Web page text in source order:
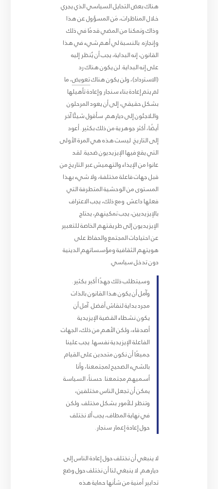
هناك بعض التحايل السياسي الذي يجري
خلال المناظرات، مَن المسؤول عن هذا
وذاك وتمكنا من المضي قدمًا في ذلك
وإنجازه. بالنسبة لي أهم شيء في هذا
القانون، إنه البداية، يجب أن يٌنظر إليه
على إنه البداية. لن يكون هناك رد
(الاسترداد)، ولن يكون هناكتعويض، ما
لم يتم إعادة بناء سنجار وإعادة تأهيلها
بشكل حقيقي، إلى أن يعود المرحلون
واللاجئون إلى ديارهم. سأقول شيئًا آخر
أيضًا، أكثر جوهرية من ذلك بكثير. أعود
إلى التاريخ. ليست هذه هي المرة الأولى
التي يقع فيها الإيزيديون ضحية. لقد
عانوا من الإيذاء والتهميش عبر التاريخ من
قبل جهات فاعلة مختلفة، ولا شيء بهذا
المستوى من الوحشية المتطرفة التي
فعلها داعش. ومع ذلك، يجب الاعتراف
بالإيزيديين، يجب تمكينهم، يحتاج
الإيزيديون إلى طريقتهم الخاصة للتعبير
عن احتياجات المجتمع والحفاظ على
هويتهم الثقافية ومؤسساتهم الدينية
دون تدخل سياسي.
وسيتطلب ذلك جهدًا أكبر بكثير.
وآمل أن يكون هذا القانون بالذات
مجرد بداية لنقاش أفضل. آمل أن
يكون نشطاء القضية الإيزيدية
أصدقاء، ولكن الأهم من ذلك، الجهات
الفاعلة الإيزيدية نفسها. يجب علينا
جميعًا أن نكون متحدين على القيام
بالشيء الصحيح لمجتمعنا، وأنا
أسميهم مجتمعنا. حسناً، السياسة
يمكن أن تجعل الناس مختلفين،
وتنظر للأمور بشكل مختلف. ولكن
في نهاية المطاف، يجب ألا نختلف
حول إعادة إعمار سنجار.
لا ينبغي أن نختلف حول إعادة الناس إلى
ديارهم. لا ينبغي لنا أن نختلف حول وضع
تدابير أمنية من شأنها حماية هذه